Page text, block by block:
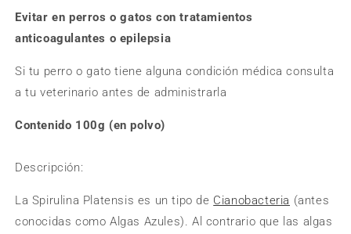
Evitar en perros o gatos con tratamientos
anticoagulantes o epilepsia
Si tu perro o gato tiene alguna condición médica consulta
a tu veterinario antes de administrarla
Contenido 100g (en polvo)
Descripción:
La Spirulina Platensis es un tipo de Cianobacteria (antes
conocidas como Algas Azules). Al contrario que las algas